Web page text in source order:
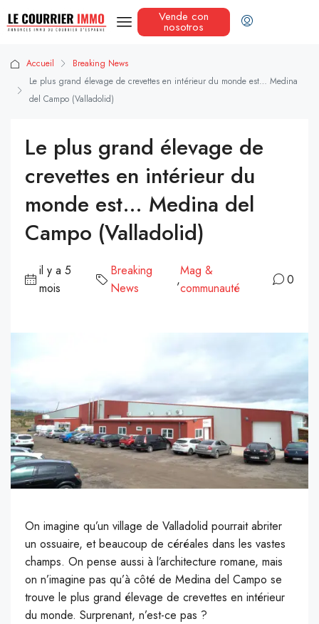
Vende con
nosotros
Accueil
Breaking News
Le plus grand élevage de crevettes en intérieur du monde est… Medina
del Campo (Valladolid)
Le plus grand élevage de
crevettes en intérieur du
monde est… Medina del
Campo (Valladolid)
il y a 5
mois
Breaking
News
,
Mag &
communauté
0
On imagine qu’un village de Valladolid pourrait abriter
un ossuaire, et beaucoup de céréales dans les vastes
champs. On pense aussi à l’architecture romane, mais
on n’imagine pas qu’à côté de Medina del Campo se
trouve le plus grand élevage de crevettes en intérieur
du monde. Surprenant, n’est-ce pas ?